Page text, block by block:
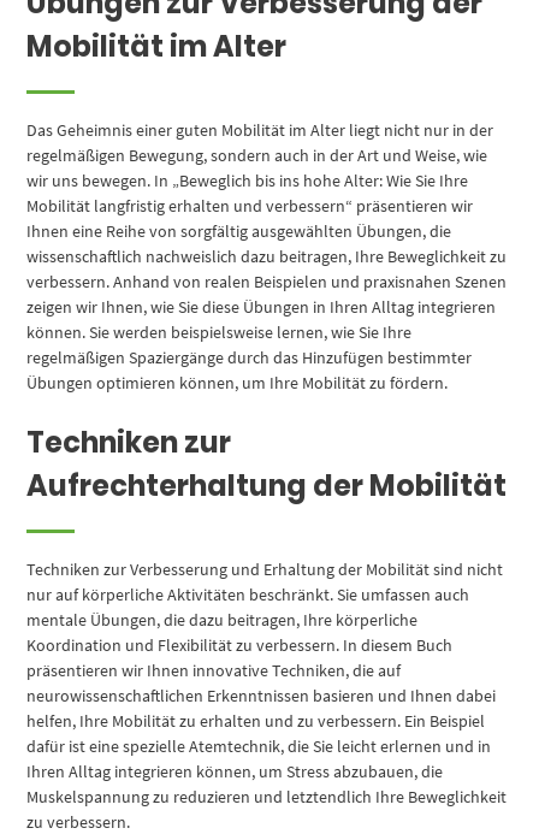
Mobilität im Alter
Das Geheimnis einer guten Mobilität im Alter liegt nicht nur in der
regelmäßigen Bewegung, sondern auch in der Art und Weise, wie
wir uns bewegen. In „Beweglich bis ins hohe Alter: Wie Sie Ihre
Mobilität langfristig erhalten und verbessern“ präsentieren wir
Ihnen eine Reihe von sorgfältig ausgewählten Übungen, die
wissenschaftlich nachweislich dazu beitragen, Ihre Beweglichkeit zu
verbessern. Anhand von realen Beispielen und praxisnahen Szenen
zeigen wir Ihnen, wie Sie diese Übungen in Ihren Alltag integrieren
können. Sie werden beispielsweise lernen, wie Sie Ihre
regelmäßigen Spaziergänge durch das Hinzufügen bestimmter
Übungen optimieren können, um Ihre Mobilität zu fördern.
Techniken zur
Aufrechterhaltung der Mobilität
Techniken zur Verbesserung und Erhaltung der Mobilität sind nicht
nur auf körperliche Aktivitäten beschränkt. Sie umfassen auch
mentale Übungen, die dazu beitragen, Ihre körperliche
Koordination und Flexibilität zu verbessern. In diesem Buch
präsentieren wir Ihnen innovative Techniken, die auf
neurowissenschaftlichen Erkenntnissen basieren und Ihnen dabei
helfen, Ihre Mobilität zu erhalten und zu verbessern. Ein Beispiel
dafür ist eine spezielle Atemtechnik, die Sie leicht erlernen und in
Ihren Alltag integrieren können, um Stress abzubauen, die
Muskelspannung zu reduzieren und letztendlich Ihre Beweglichkeit
zu verbessern.